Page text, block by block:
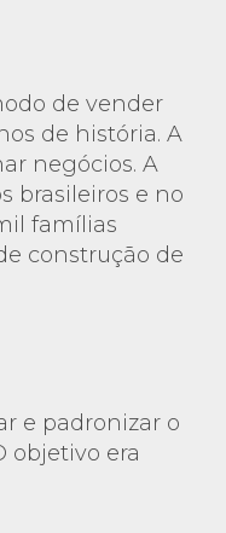
de vender
de história. A
negócios. A
brasileiros e no
famílias
construção de
e padronizar o
objetivo era